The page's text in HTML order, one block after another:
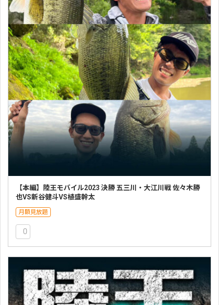
【本編】陸王モバイル2023 決勝 五三川・大江川戦 佐々木勝
也VS新谷健斗VS植盛幹太
月額見放題
0